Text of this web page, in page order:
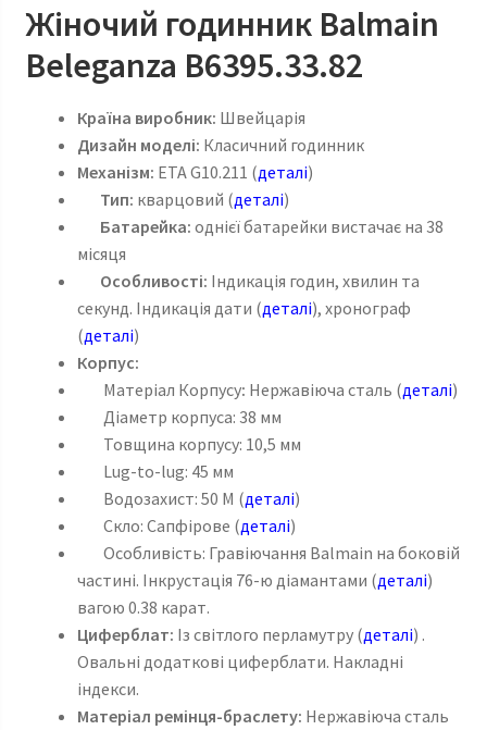
Жіночий годинник Balmain
Beleganza B6395.33.82
Країна виробник: Швейцарія
Дизайн моделі: Класичний годинник
Механізм: ETA G10.211 (деталі)
Тип: кварцовий (деталі)
Батарейка: однієї батарейки вистачає на 38
місяця
Особливості: Індикація годин, хвилин та
секунд. Індикація дати (деталі), хронограф
(деталі)
Корпус:
Матеріал Корпусу: Нержавіюча сталь (деталі)
Діаметр корпуса: 38 мм
Товщина корпусу: 10,5 мм
Lug-to-lug: 45 мм
Водозахист: 50 M (деталі)
Скло: Сапфірове (деталі)
Особливість: Гравіючання Balmain на боковій
частині. Інкрустація 76-ю діамантами (деталі)
вагою 0.38 карат.
Циферблат: Із світлого перламутру (деталі) .
Овальні додаткові циферблати. Накладні
індекси.
Матеріал ремінця-браслету: Нержавіюча сталь